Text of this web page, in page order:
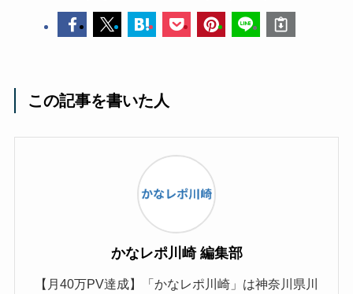
この記事を書いた人
かなレポ川崎 編集部
【月40万PV達成】「かなレポ川崎」は神奈川県川